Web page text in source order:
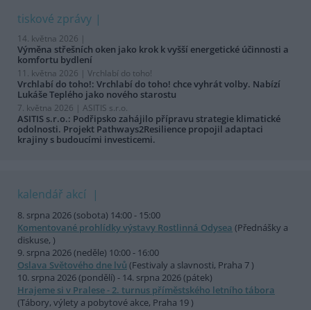
tiskové zprávy
14. května 2026 |
Výměna střešních oken jako krok k vyšší energetické účinnosti a
komfortu bydlení
11. května 2026 | Vrchlabí do toho!
Vrchlabí do toho!: Vrchlabí do toho! chce vyhrát volby. Nabízí
Lukáše Teplého jako nového starostu
7. května 2026 | ASITIS s.r.o.
ASITIS s.r.o.: Podřipsko zahájilo přípravu strategie klimatické
odolnosti. Projekt Pathways2Resilience propojil adaptaci
krajiny s budoucími investicemi.
kalendář akcí
8. srpna 2026 (sobota) 14:00 - 15:00
Komentované prohlídky výstavy Rostlinná Odysea (Přednášky a
diskuse, )
9. srpna 2026 (neděle) 10:00 - 16:00
Oslava Světového dne lvů (Festivaly a slavnosti, Praha 7 )
10. srpna 2026 (pondělí) - 14. srpna 2026 (pátek)
Hrajeme si v Pralese - 2. turnus příměstského letního tábora
(Tábory, výlety a pobytové akce, Praha 19 )